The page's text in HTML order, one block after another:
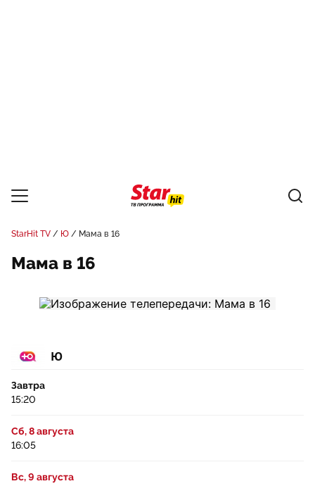
StarHit TV Ю Мама в 16
Мама в 16
Ю
Завтра
15:20
Сб, 8 августа
16:05
Вс, 9 августа